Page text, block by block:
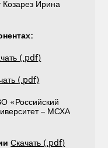
Козарез Ирина
(.pdf)
(.pdf)
«Российский
– МСХА
Скачать (.pdf)